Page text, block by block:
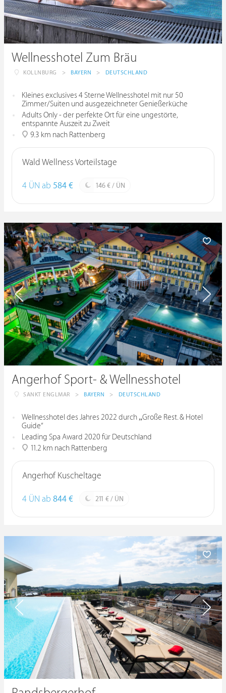
Wellnesshotel Zum Bräu
KOLLNBURG > BAYERN > DEUTSCHLAND
Kleines exclusives 4 Sterne Wellnesshotel mit nur 50
Zimmer/Suiten und ausgezeichneter Genießerküche
Adults Only - der perfekte Ort für eine ungestörte,
entspannte Auszeit zu Zweit
9.3 km nach Rattenberg
Wald Wellness Vorteilstage
4 ÜN ab 584 € 146 € / ÜN
Angerhof Sport- & Wellnesshotel
SANKT ENGLMAR > BAYERN > DEUTSCHLAND
Wellnesshotel des Jahres 2022 durch „Große Rest. & Hotel
Guide“
Leading Spa Award 2020 für Deutschland
11.2 km nach Rattenberg
Angerhof Kuscheltage
4 ÜN ab 844 € 211 € / ÜN